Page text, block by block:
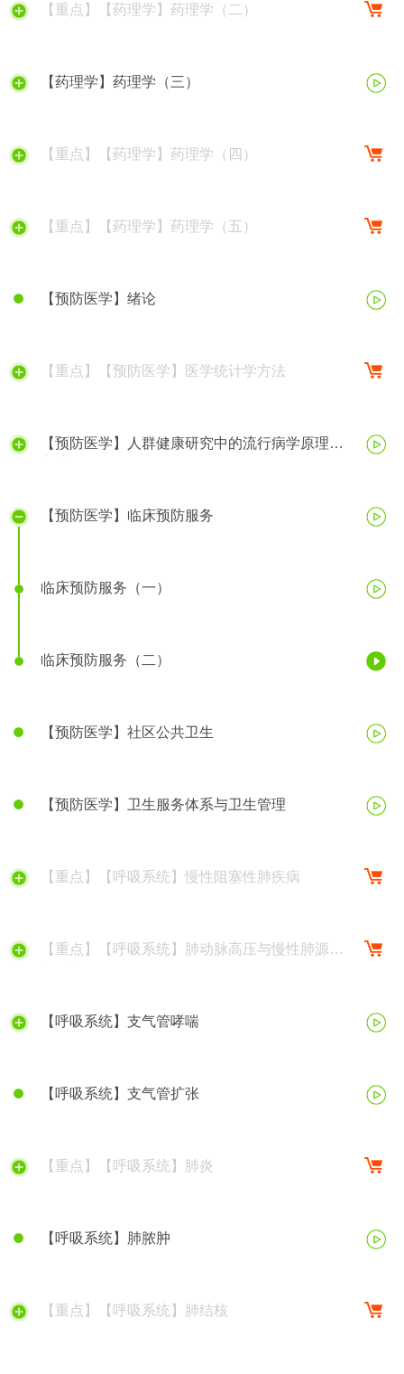
【重点】【药理学】药理学（二）
【药理学】药理学（三）
【重点】【药理学】药理学（四）
【重点】【药理学】药理学（五）
【预防医学】绪论
【重点】【预防医学】医学统计学方法
【预防医学】人群健康研究中的流行病学原理与
【预防医学】临床预防服务
临床预防服务（一）
临床预防服务（二）
【预防医学】社区公共卫生
【预防医学】卫生服务体系与卫生管理
【重点】【呼吸系统】慢性阻塞性肺疾病
【重点】【呼吸系统】肺动脉高压与慢性肺源性
【呼吸系统】支气管哮喘
【呼吸系统】支气管扩张
【重点】【呼吸系统】肺炎
【呼吸系统】肺脓肿
【重点】【呼吸系统】肺结核